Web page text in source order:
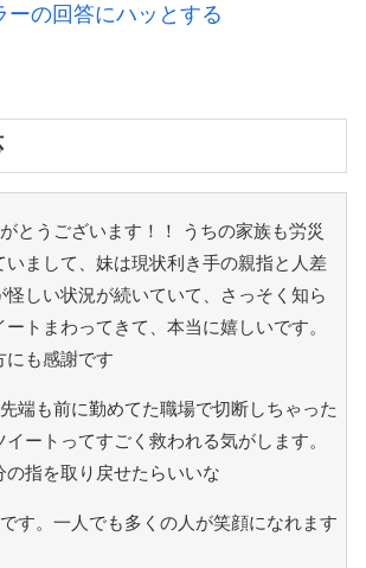
ーの回答にハッとする
とうございます！！ うちの家族も労災
いまして、妹は現状利き手の親指と人差
怪しい状況が続いていて、さっそく知ら
トまわってきて、本当に嬉しいです。
にも感謝です
端も前に勤めてた職場で切断しちゃった
ートってすごく救われる気がします。
の指を取り戻せたらいいな
す。一人でも多くの人が笑顔になれます